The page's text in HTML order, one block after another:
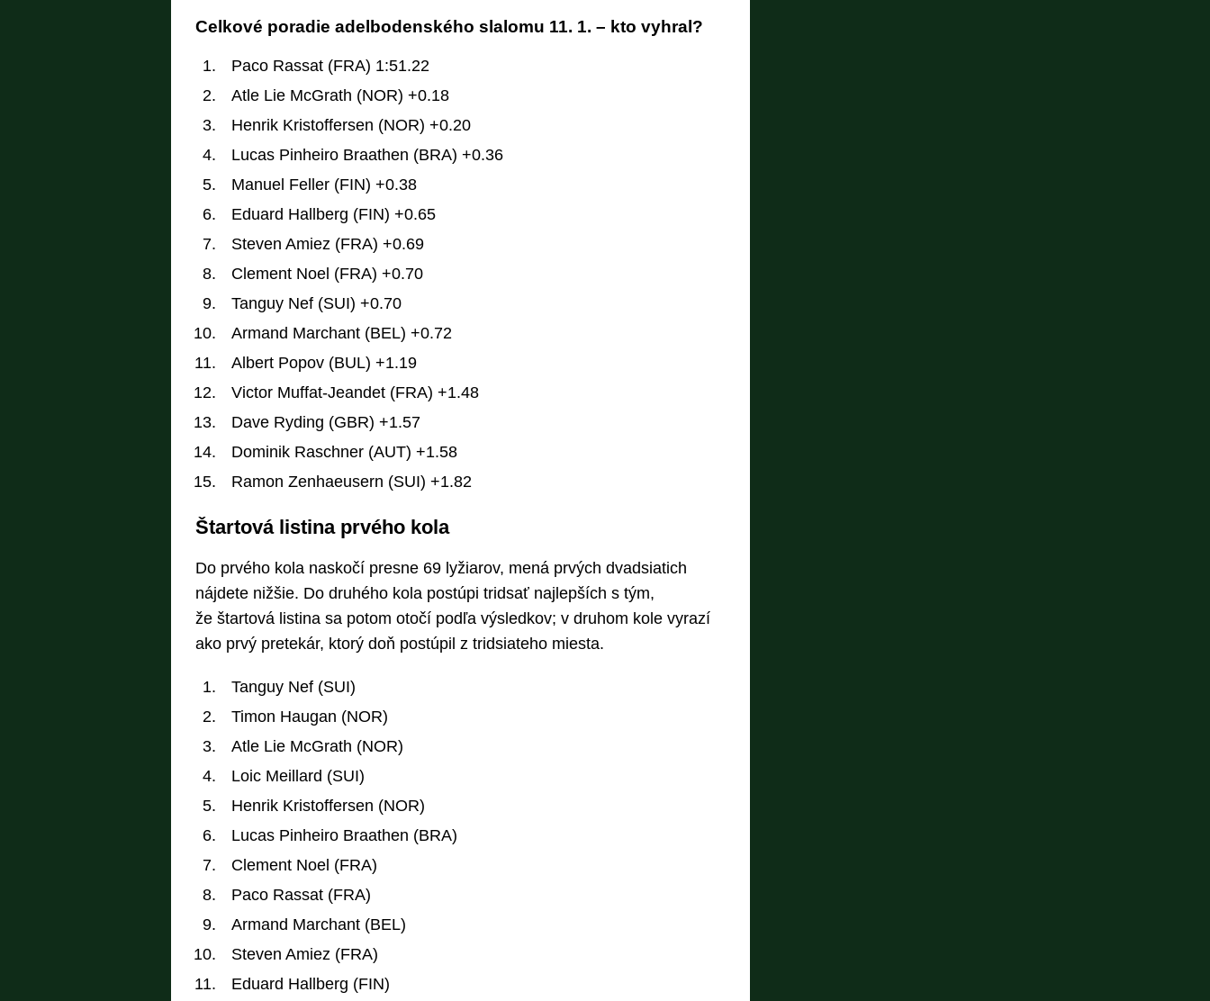
Celkové poradie adelbodenského slalomu 11. 1. – kto vyhral?
Paco Rassat (FRA) 1:51.22
Atle Lie McGrath (NOR) +0.18
Henrik Kristoffersen (NOR) +0.20
Lucas Pinheiro Braathen (BRA) +0.36
Manuel Feller (FIN) +0.38
Eduard Hallberg (FIN) +0.65
Steven Amiez (FRA) +0.69
Clement Noel (FRA) +0.70
Tanguy Nef (SUI) +0.70
Armand Marchant (BEL) +0.72
Albert Popov (BUL) +1.19
Victor Muffat-Jeandet (FRA) +1.48
Dave Ryding (GBR) +1.57
Dominik Raschner (AUT) +1.58
Ramon Zenhaeusern (SUI) +1.82
Štartová listina prvého kola
Do prvého kola naskočí presne 69 lyžiarov, mená prvých dvadsiatich
nájdete nižšie. Do druhého kola postúpi tridsať najlepších s tým,
že štartová listina sa potom otočí podľa výsledkov; v druhom kole vyrazí
ako prvý pretekár, ktorý doň postúpil z tridsiateho miesta.
Tanguy Nef (SUI)
Timon Haugan (NOR)
Atle Lie McGrath (NOR)
Loic Meillard (SUI)
Henrik Kristoffersen (NOR)
Lucas Pinheiro Braathen (BRA)
Clement Noel (FRA)
Paco Rassat (FRA)
Armand Marchant (BEL)
Steven Amiez (FRA)
Eduard Hallberg (FIN)